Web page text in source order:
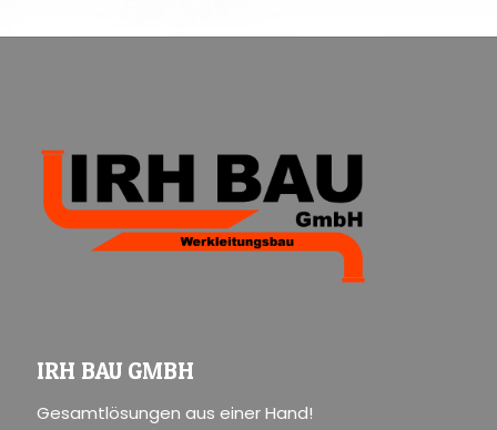
IRH BAU GMBH
Gesamtlösungen aus einer Hand!